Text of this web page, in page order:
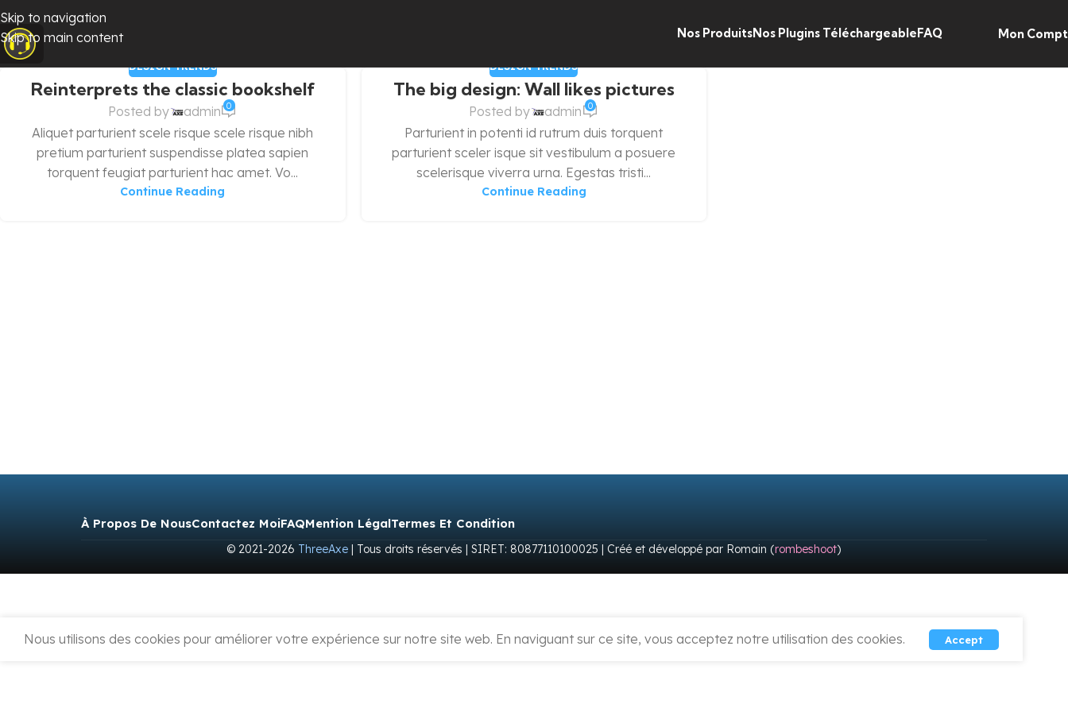
Skip to navigation
Skip to main content
Nos ProduitsNos Plugins TéléchargeableFAQ Mon
DESIGN TRENDS
Reinterprets the classic bookshelf
Posted by admin 0
Aliquet parturient scele risque scele risque nibh
pretium parturient suspendisse platea sapien
torquent feugiat parturient hac amet. Vo...
Continue Reading
DESIGN TRENDS
The big design: Wall likes pictures
Posted by admin 0
Parturient in potenti id rutrum duis torquent
parturient sceler isque sit vestibulum a posuere
scelerisque viverra urna. Egestas tristi...
Continue Reading
À Propos De NousContactez MoiFAQMention LégalTermes Et Condition
© 2021-2026 ThreeAxe | Tous droits réservés | SIRET: 80877110100025 | Créé et développé par Romain (rombeshoot)
Nous utilisons des cookies pour améliorer votre expérience sur notre site web. En naviguant sur ce site, vous acceptez notre utilisation des cookies. Accept